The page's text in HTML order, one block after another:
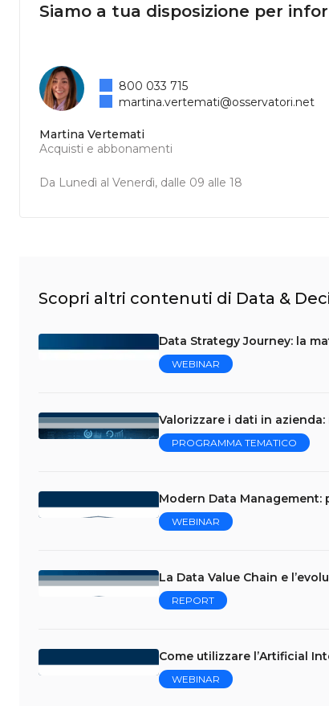
Siamo a tua disposizione per
Martina Vertemati
Acquisti e abbonamenti
Da Lunedì al Venerdì, dalle 09 alle 18
800 033 715
martina.vertemati@osservatori.net
Scopri altri contenuti di Data &
Data Strategy Journey: la
WEBINAR
Valorizzare i dati in
PROGRAMMA TEMATICO
Modern Data
WEBINAR
La Data Value Chain e
REPORT
Come utilizzare l’Artificial
WEBINAR